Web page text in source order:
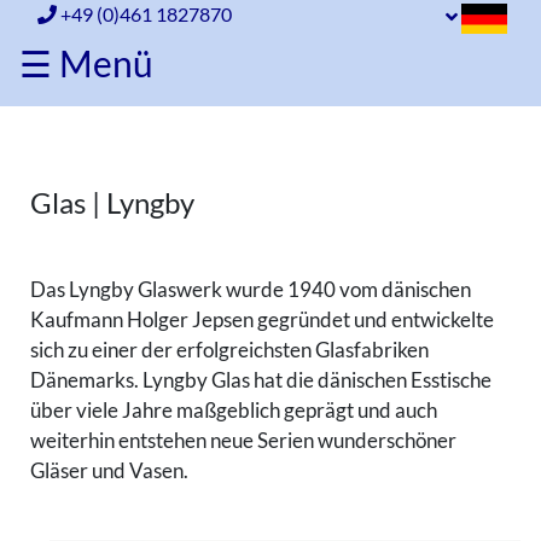
+49 (0)461 1827870
☰ Menü
Glas
Holmegaard
Lyngby
Sonstiges
Silber
Lyngby
Sonstiges
Silber
Versandinfo
Glas | Lyngby
Das Lyngby Glaswerk wurde 1940 vom dänischen
Kaufmann Holger Jepsen gegründet und entwickelte
sich zu einer der erfolgreichsten Glasfabriken
Dänemarks. Lyngby Glas hat die dänischen Esstische
über viele Jahre maßgeblich geprägt und auch
weiterhin entstehen neue Serien wunderschöner
Gläser und Vasen.